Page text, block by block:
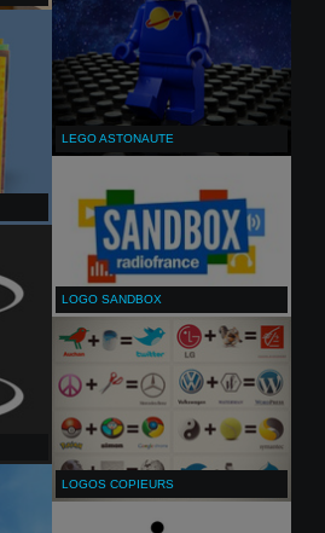
LEGO ASTONAUTE
LOGO SANDBOX
LOGOS COPIEURS